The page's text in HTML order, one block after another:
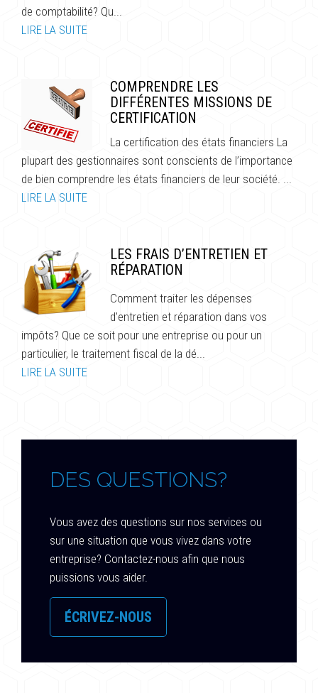
de comptabilité? Qu...
LIRE LA SUITE
COMPRENDRE LES
DIFFÉRENTES MISSIONS DE
CERTIFICATION
La certification des états financiers La
plupart des gestionnaires sont conscients de l’importance
de bien comprendre les états financiers de leur société. ...
LIRE LA SUITE
LES FRAIS D’ENTRETIEN ET
RÉPARATION
Comment traiter les dépenses
d’entretien et réparation dans vos
impôts? Que ce soit pour une entreprise ou pour un
particulier, le traitement fiscal de la dé...
LIRE LA SUITE
DES QUESTIONS?
Vous avez des questions sur nos services ou
sur une situation que vous vivez dans votre
entreprise? Contactez-nous afin que nous
puissions vous aider.
ÉCRIVEZ-NOUS